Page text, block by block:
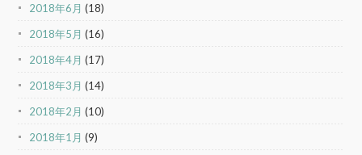
2018年6月 (18)
2018年5月 (16)
2018年4月 (17)
2018年3月 (14)
2018年2月 (10)
2018年1月 (9)